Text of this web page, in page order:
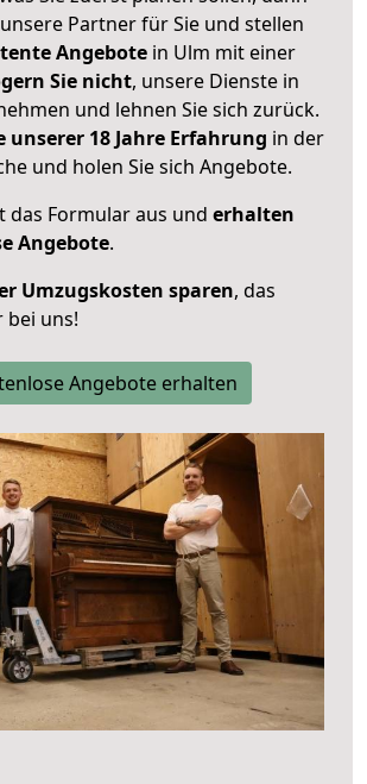
Partner für Sie und stellen
Angebote in Ulm mit einer
Sie nicht, unsere Dienste in
und lehnen Sie sich zurück.
unserer 18 Jahre Erfahrung in der
und holen Sie sich Angebote.
das Formular aus und erhalten
Angebote.
Umzugskosten sparen, das
bei uns!
Angebote erhalten